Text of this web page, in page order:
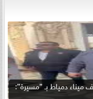
ميناء دمياط بـ ”مسيرة”: